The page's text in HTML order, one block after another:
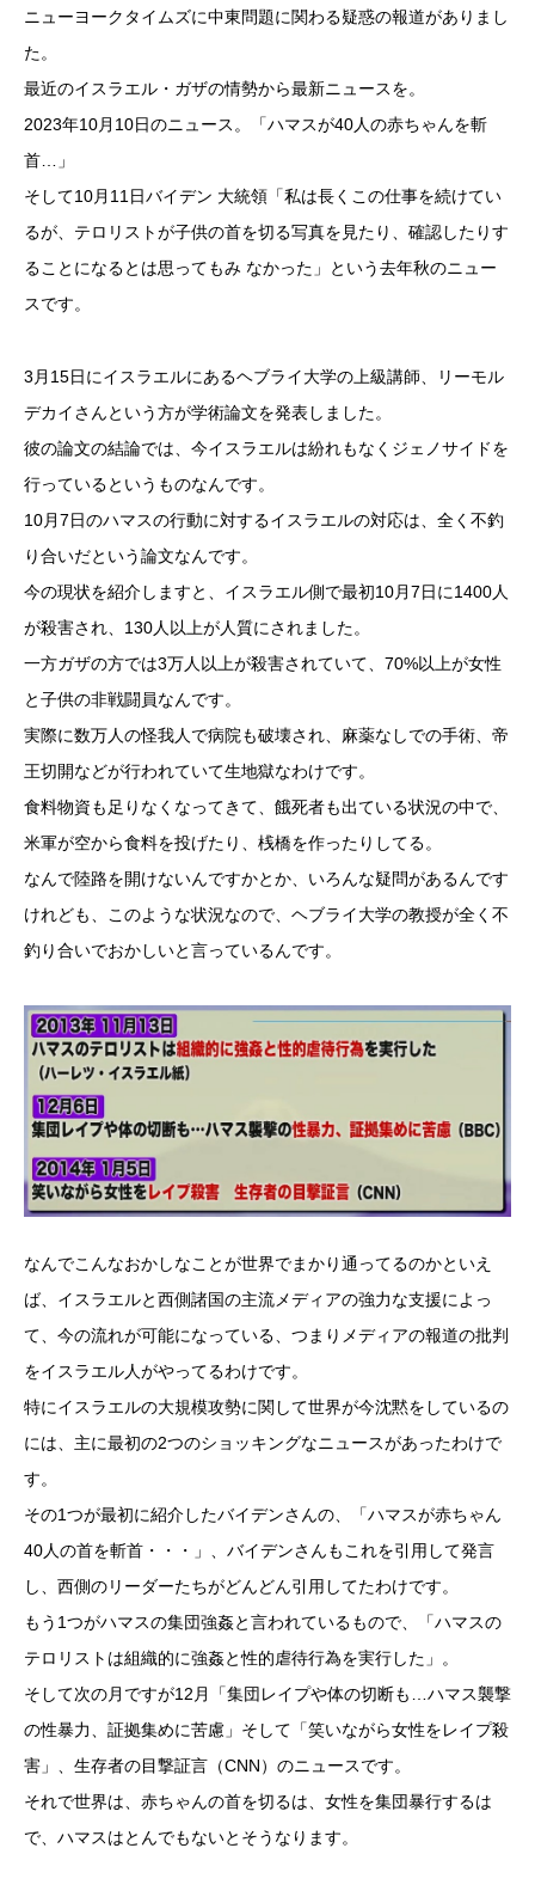
ニューヨークタイムズに中東問題に関わる疑惑の報道がありまし
た。
最近のイスラエル・ガザの情勢から最新ニュースを。
2023年10月10日のニュース。「ハマスが40人の赤ちゃんを斬
首…」
そして10月11日バイデン 大統領「私は長くこの仕事を続けてい
るが、テロリストが子供の首を切る写真を見たり、確認したりす
ることになるとは思ってもみ なかった」という去年秋のニュー
スです。
3月15日にイスラエルにあるヘブライ大学の上級講師、リーモル
デカイさんという方が学術論文を発表しました。
彼の論文の結論では、今イスラエルは紛れもなくジェノサイドを
行っているというものなんです。
10月7日のハマスの行動に対するイスラエルの対応は、全く不釣
り合いだという論文なんです。
今の現状を紹介しますと、イスラエル側で最初10月7日に1400人
が殺害され、130人以上が人質にされました。
一方ガザの方では3万人以上が殺害されていて、70%以上が女性
と子供の非戦闘員なんです。
実際に数万人の怪我人で病院も破壊され、麻薬なしでの手術、帝
王切開などが行われていて生地獄なわけです。
食料物資も足りなくなってきて、餓死者も出ている状況の中で、
米軍が空から食料を投げたり、桟橋を作ったりしてる。
なんで陸路を開けないんですかとか、いろんな疑問があるんです
けれども、このような状況なので、ヘブライ大学の教授が全く不
釣り合いでおかしいと言っているんです。
なんでこんなおかしなことが世界でまかり通ってるのかといえ
ば、イスラエルと西側諸国の主流メディアの強力な支援によっ
て、今の流れが可能になっている、つまりメディアの報道の批判
をイスラエル人がやってるわけです。
特にイスラエルの大規模攻勢に関して世界が今沈黙をしているの
には、主に最初の2つのショッキングなニュースがあったわけで
す。
その1つが最初に紹介したバイデンさんの、「ハマスが赤ちゃん
40人の首を斬首・・・」、バイデンさんもこれを引用して発言
し、西側のリーダーたちがどんどん引用してたわけです。
もう1つがハマスの集団強姦と言われているもので、「ハマスの
テロリストは組織的に強姦と性的虐待行為を実行した」。
そして次の月ですが12月「集団レイプや体の切断も…ハマス襲撃
の性暴力、証拠集めに苦慮」そして「笑いながら女性をレイプ殺
害」、生存者の目撃証言（CNN）のニュースです。
それで世界は、赤ちゃんの首を切るは、女性を集団暴行するは
で、ハマスはとんでもないとそうなります。